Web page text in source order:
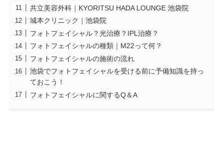
共立美容外科｜KYORITSU HADA LOUNGE 池袋院
城本クリニック｜池袋院
フォトフェイシャル？光治療？IPL治療？
フォトフェイシャルの種類｜M22って何？
フォトフェイシャルの施術の流れ
池袋でフォトフェイシャルを受ける前に予備知識を持っ
ておこう！
フォトフェイシャルに関するQ＆A